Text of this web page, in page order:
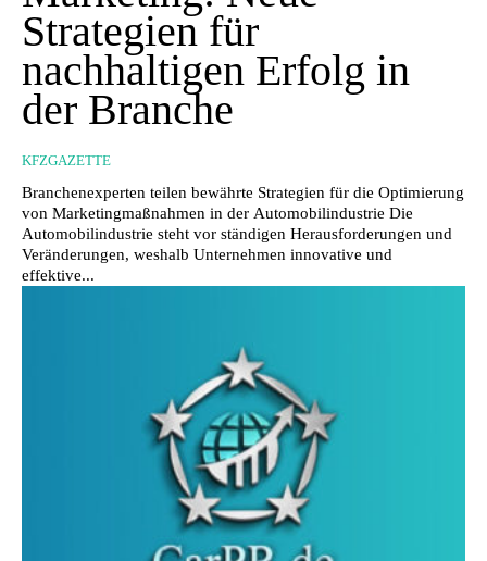
Strategien für
nachhaltigen Erfolg in
der Branche
KFZGAZETTE
Branchenexperten teilen bewährte Strategien für die Optimierung
von Marketingmaßnahmen in der Automobilindustrie Die
Automobilindustrie steht vor ständigen Herausforderungen und
Veränderungen, weshalb Unternehmen innovative und
effektive...